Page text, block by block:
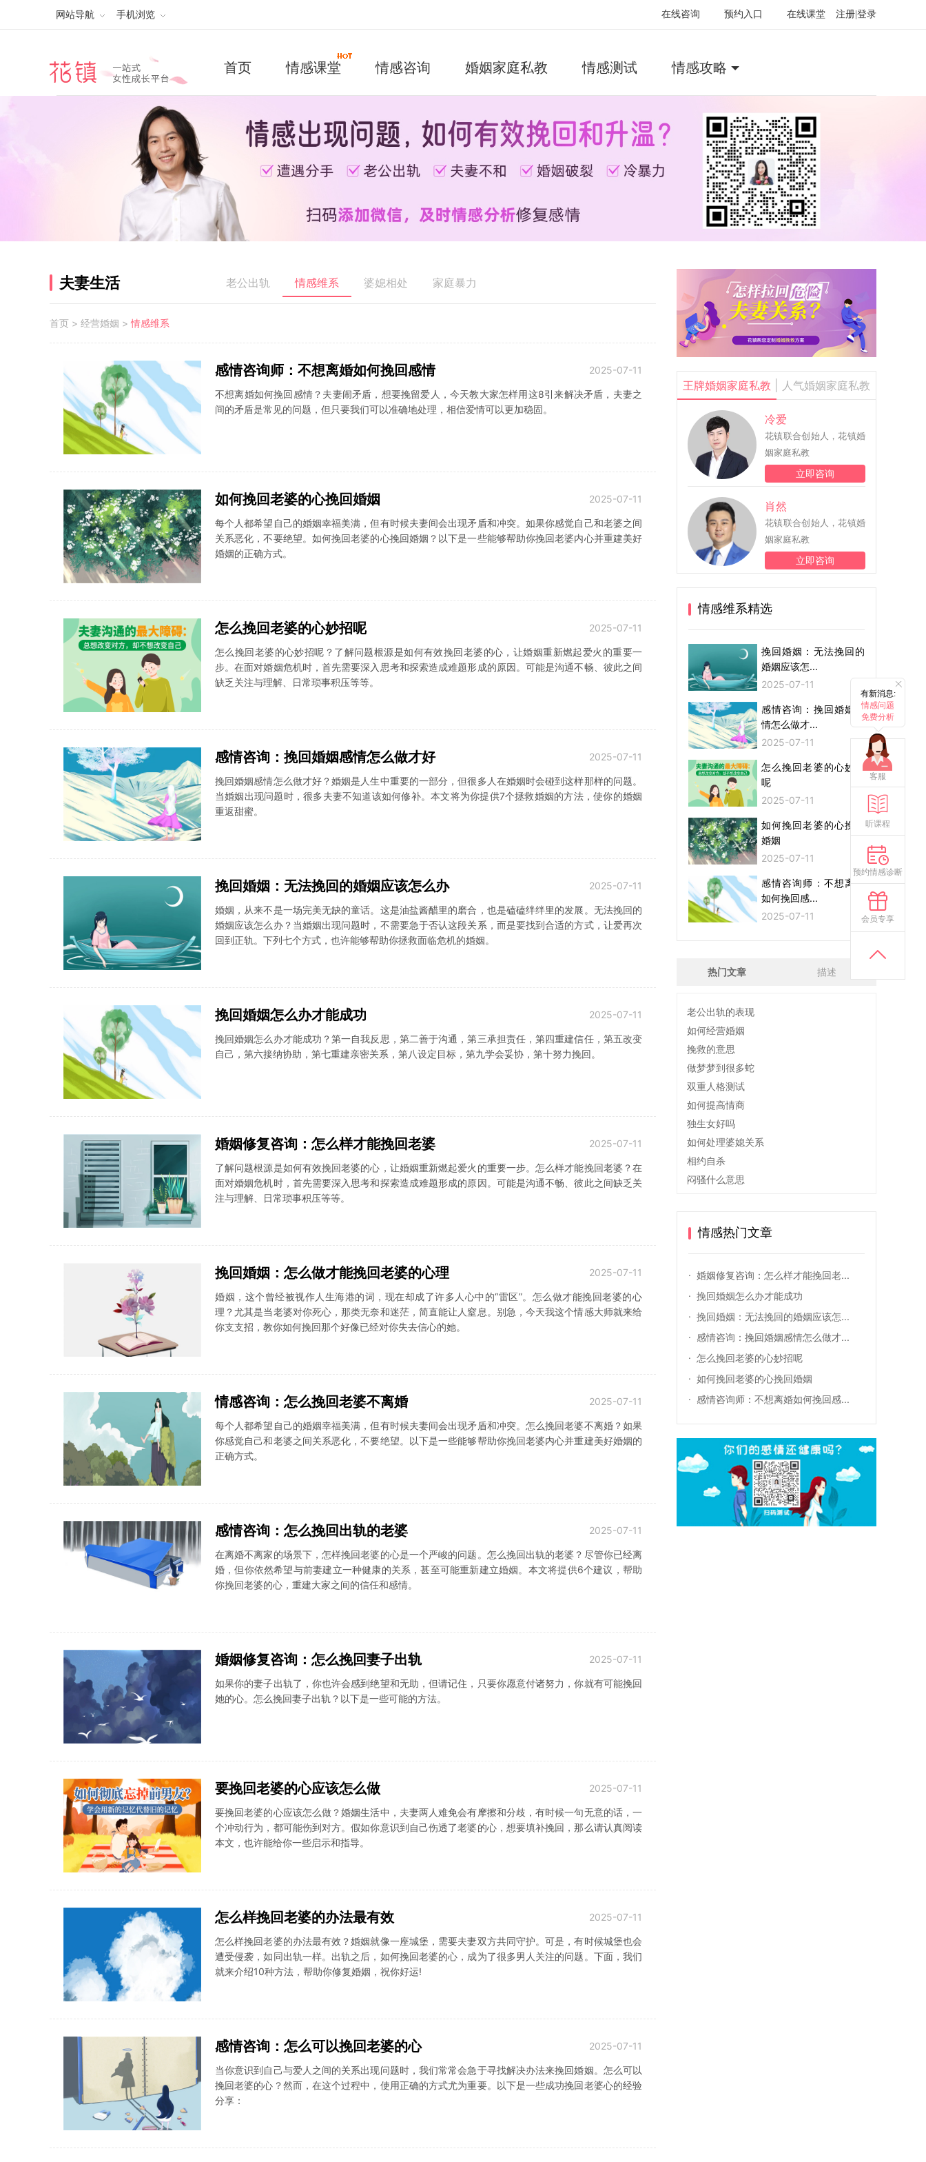
在线咨询 预约入口 在线课堂 注册|登录
网站导航 手机浏览
首页 情感课堂 情感咨询 婚姻家庭私教 情感测试 情感攻略
有新消息:
情感问题
免费分析
客服
听课程
预约情感诊断
会员专享
夫妻生活 老公出轨 情感维系 婆媳相处 家庭暴力
首页 > 经营婚姻 > 情感维系
感情咨询师：不想离婚如何挽回感情 2025-07-11
不想离婚如何挽回感情？夫妻闹矛盾，想要挽留爱人，今天教大家怎样用这8引来解决矛盾，夫妻之
间的矛盾是常见的问题，但只要我们可以准确地处理，相信爱情可以更加稳固。
如何挽回老婆的心挽回婚姻 2025-07-11
每个人都希望自己的婚姻幸福美满，但有时候夫妻间会出现矛盾和冲突。如果你感觉自己和老婆之间
关系恶化，不要绝望。如何挽回老婆的心挽回婚姻？以下是一些能够帮助你挽回老婆内心并重建美好
婚姻的正确方式。
怎么挽回老婆的心妙招呢 2025-07-11
怎么挽回老婆的心妙招呢？了解问题根源是如何有效挽回老婆的心，让婚姻重新燃起爱火的重要一
步。在面对婚姻危机时，首先需要深入思考和探索造成难题形成的原因。可能是沟通不畅、彼此之间
缺乏关注与理解、日常琐事积压等等。
感情咨询：挽回婚姻感情怎么做才好 2025-07-11
挽回婚姻感情怎么做才好？婚姻是人生中重要的一部分，但很多人在婚姻时会碰到这样那样的问题。
当婚姻出现问题时，很多夫妻不知道该如何修补。本文将为你提供7个拯救婚姻的方法，使你的婚姻
重返甜蜜。
挽回婚姻：无法挽回的婚姻应该怎么办 2025-07-11
婚姻，从来不是一场完美无缺的童话。这是油盐酱醋里的磨合，也是磕磕绊绊里的发展。无法挽回的
婚姻应该怎么办？当婚姻出现问题时，不需要急于否认这段关系，而是要找到合适的方式，让爱再次
回到正轨。下列七个方式，也许能够帮助你拯救面临危机的婚姻。
挽回婚姻怎么办才能成功 2025-07-11
挽回婚姻怎么办才能成功？第一自我反思，第二善于沟通，第三承担责任，第四重建信任，第五改变
自己，第六接纳协助，第七重建亲密关系，第八设定目标，第九学会妥协，第十努力挽回。
婚姻修复咨询：怎么样才能挽回老婆 2025-07-11
了解问题根源是如何有效挽回老婆的心，让婚姻重新燃起爱火的重要一步。怎么样才能挽回老婆？在
面对婚姻危机时，首先需要深入思考和探索造成难题形成的原因。可能是沟通不畅、彼此之间缺乏关
注与理解、日常琐事积压等等。
挽回婚姻：怎么做才能挽回老婆的心理 2025-07-11
婚姻，这个曾经被视作人生海港的词，现在却成了许多人心中的“雷区”。怎么做才能挽回老婆的心
理？尤其是当老婆对你死心，那类无奈和迷茫，简直能让人窒息。别急，今天我这个情感大师就来给
你支支招，教你如何挽回那个好像已经对你失去信心的她。
情感咨询：怎么挽回老婆不离婚 2025-07-11
每个人都希望自己的婚姻幸福美满，但有时候夫妻间会出现矛盾和冲突。怎么挽回老婆不离婚？如果
你感觉自己和老婆之间关系恶化，不要绝望。以下是一些能够帮助你挽回老婆内心并重建美好婚姻的
正确方式。
感情咨询：怎么挽回出轨的老婆 2025-07-11
在离婚不离家的场景下，怎样挽回老婆的心是一个严峻的问题。怎么挽回出轨的老婆？尽管你已经离
婚，但你依然希望与前妻建立一种健康的关系，甚至可能重新建立婚姻。本文将提供6个建议，帮助
你挽回老婆的心，重建大家之间的信任和感情。
婚姻修复咨询：怎么挽回妻子出轨 2025-07-11
如果你的妻子出轨了，你也许会感到绝望和无助，但请记住，只要你愿意付诸努力，你就有可能挽回
她的心。怎么挽回妻子出轨？以下是一些可能的方法。
要挽回老婆的心应该怎么做 2025-07-11
要挽回老婆的心应该怎么做？婚姻生活中，夫妻两人难免会有摩擦和分歧，有时候一句无意的话，一
个冲动行为，都可能伤到对方。假如你意识到自己伤透了老婆的心，想要填补挽回，那么请认真阅读
本文，也许能给你一些启示和指导。
怎么样挽回老婆的办法最有效 2025-07-11
怎么样挽回老婆的办法最有效？婚姻就像一座城堡，需要夫妻双方共同守护。可是，有时候城堡也会
遭受侵袭，如同出轨一样。出轨之后，如何挽回老婆的心，成为了很多男人关注的问题。下面，我们
就来介绍10种方法，帮助你修复婚姻，祝你好运!
感情咨询：怎么可以挽回老婆的心 2025-07-11
当你意识到自己与爱人之间的关系出现问题时，我们常常会急于寻找解决办法来挽回婚姻。怎么可以
挽回老婆的心？然而，在这个过程中，使用正确的方式尤为重要。以下是一些成功挽回老婆心的经验
分享：
王牌婚姻家庭私教 人气婚姻家庭私教
冷爱
花镇联合创始人，花镇婚
姻家庭私教
立即咨询
肖然
花镇联合创始人，花镇婚
姻家庭私教
立即咨询
情感维系精选
挽回婚姻：无法挽回的
婚姻应该怎...
2025-07-11
感情咨询：挽回婚姻感
情怎么做才...
2025-07-11
怎么挽回老婆的心妙招
呢
2025-07-11
如何挽回老婆的心挽回
婚姻
2025-07-11
感情咨询师：不想离婚
如何挽回感...
2025-07-11
热门文章 描述
老公出轨的表现
如何经营婚姻
挽救的意思
做梦梦到很多蛇
双重人格测试
如何提高情商
独生女好吗
如何处理婆媳关系
相约自杀
闷骚什么意思
情感热门文章
婚姻修复咨询：怎么样才能挽回老...
挽回婚姻怎么办才能成功
挽回婚姻：无法挽回的婚姻应该怎...
感情咨询：挽回婚姻感情怎么做才...
怎么挽回老婆的心妙招呢
如何挽回老婆的心挽回婚姻
感情咨询师：不想离婚如何挽回感...